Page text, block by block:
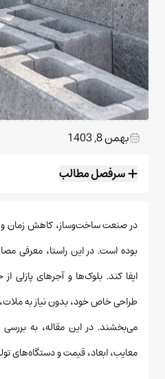
بهمن 8, 1403
سرفصل مطالب
در صنعت ساخت‌وساز، کاهش زمان و
بوده است. در این راستا، معرفی
ایفا کند. بلوک‌ها و آجرهای پازلی
طراحی خاص خود، بدون نیاز به
می‌بخشند. در این مقاله، به بررسی
معایب، ابعاد، قیمت و دستگاه‌های